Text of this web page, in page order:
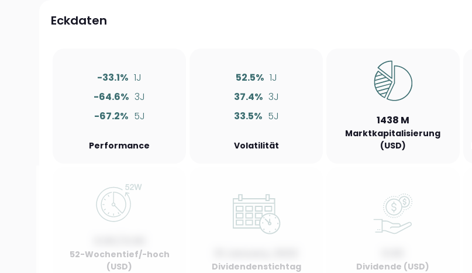
Eckdaten
-33.1% 1J
-64.6% 3J
-67.2% 5J
Performance
52.5% 1J
37.4% 3J
33.5% 5J
Volatilität
1438 M
Marktkapitalisierung
(USD)
52-Wochentief/-hoch
(USD)
Dividendenstichtag Dividende (USD)